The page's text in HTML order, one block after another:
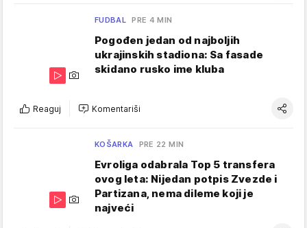
FUDBAL PRE 4 MIN
Pogođen jedan od najboljih
ukrajinskih stadiona: Sa fasade
skidano rusko ime kluba
Reaguj Komentariši
KOŠARKA PRE 22 MIN
Evroliga odabrala Top 5 transfera
ovog leta: Nijedan potpis Zvezde i
Partizana, nema dileme koji je
najveći